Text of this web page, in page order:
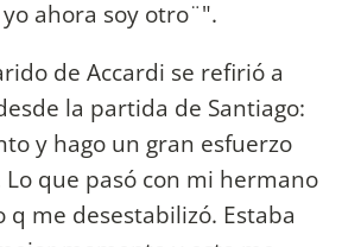
ahora soy otro¨".
de Accardi se refirió a
la partida de Santiago:
y hago un gran esfuerzo
que pasó con mi hermano
me desestabilizó. Estaba